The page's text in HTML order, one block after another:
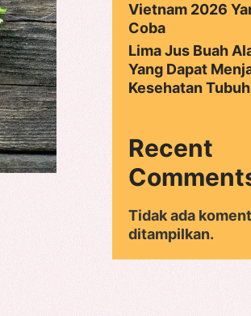
Vietnam 2026
Coba
Lima Jus Buah
Yang Dapat
Kesehatan Tubuh
Recent
Tidak ada
ditampilkan.